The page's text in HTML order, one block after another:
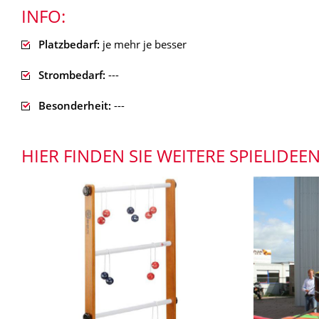
INFO:
Platzbedarf: je mehr je besser
Strombedarf: ---
Besonderheit: ---
HIER FINDEN SIE WEITERE